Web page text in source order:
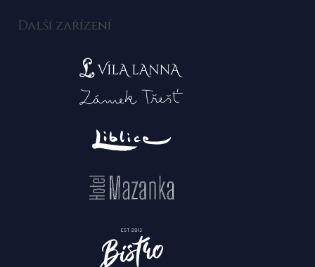
Další zařízení